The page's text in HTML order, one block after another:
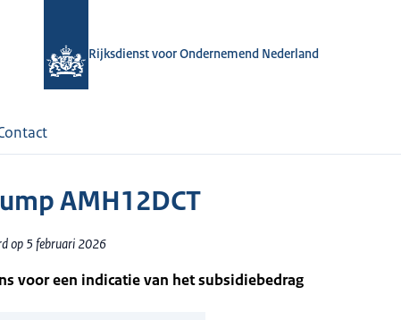
Rijksdienst voor Ondernemend Nederland
AMH12DCT
op 5 februari 2026
voor een indicatie van het subsidiebedrag